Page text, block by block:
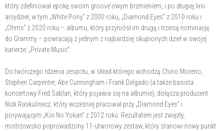
który zdefiniował epokę swoim groove'owym brzmieniem, i po długiej linii
arcydzieł, w tym „White Pony” z 2000 roku, „Diamond Eyes” z 2010 roku i
„Ohms” z 2020 roku – albumu, który przyniósł im drugą i trzecią nominację
do Grammy – powracają z jednym z najbardziej skupionych dzieł w swojej
karierze: „Private Music”.
Do twórczego rdzenia zespołu, w skład którego wchodzą Chino Moreno,
Stephen Carpenter, Abe Cunningham i Frank Delgado (a także basista
koncertowy Fred Sablan, który pojawia się na albumie), dołącza producent
Nick Raskulinecz, który wcześniej pracował przy „Diamond Eyes” i
porywającym „Koi No Yokan” z 2012 roku. Rezultatem jest zwięzły,
mistrzowsko poprowadzony 11-utworowy zestaw, który stanowi nowy punkt